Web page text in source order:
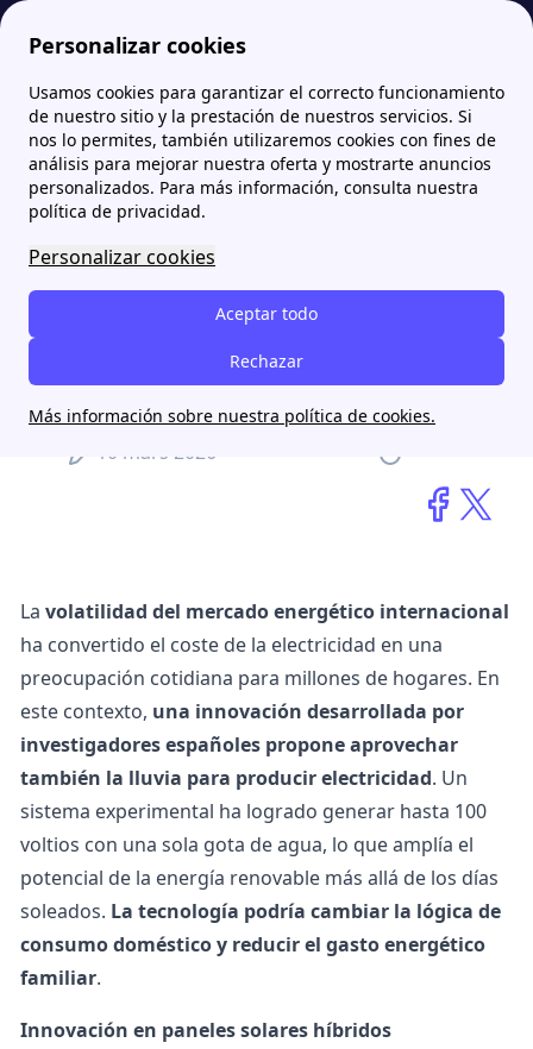
Personalizar cookies
Usamos cookies para garantizar el correcto funcionamiento
de nuestro sitio y la prestación de nuestros servicios. Si
nos lo permites, también utilizaremos cookies con fines de
análisis para mejorar nuestra oferta y mostrarte anuncios
personalizados. Para más información, consulta nuestra
política de privacidad.
Personalizar cookies
Aceptar todo
Rechazar
Más información sobre nuestra política de cookies.
Papernest.es blog Un sistema capaz de generar 100 voltios con una gota de agua amplía el potencial de los paneles solares
Un sistema capaz de
generar 100 voltios con una
gota de agua amplía el
potencial de los paneles
solares
Aitana Llopis
10 mars 2026
La volatilidad del mercado energético internacional
ha convertido el coste de la electricidad en una
preocupación cotidiana para millones de hogares. En
este contexto, una innovación desarrollada por
investigadores españoles propone aprovechar
también la lluvia para producir electricidad. Un
sistema experimental ha logrado generar hasta 100
voltios con una sola gota de agua, lo que amplía el
potencial de la energía renovable más allá de los días
soleados. La tecnología podría cambiar la lógica de
consumo doméstico y reducir el gasto energético
familiar.
Innovación en paneles solares híbridos